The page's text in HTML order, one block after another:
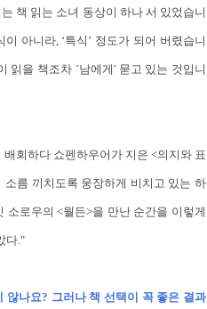
책 읽는 소녀 동상이 하나 서 있었습니
아니라, ‘특식’ 정도가 되어 버렸습니
읽을 책조차 `남에게' 묻고 있는 것입니
회하다 쇼펜하우어가 지은 <의지와 표
름 끼치도록 웅장하게 비치고 있는 하
로우의 <월든>을 만난 순간을 이렇게
다."
않나요? 그러나 책 선택이 꼭 좋은 결과